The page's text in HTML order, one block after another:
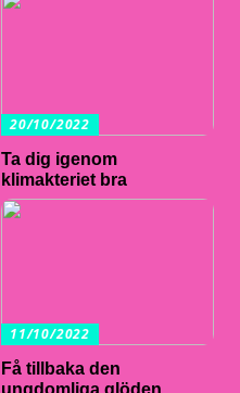
20/10/2022
Ta dig igenom
klimakteriet bra
11/10/2022
Få tillbaka den